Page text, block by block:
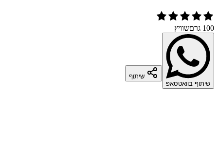
100 גרם שוויץ
שיתוף בוואטסאפ
שיתוף